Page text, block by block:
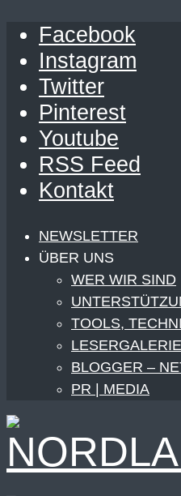
Facebook
Instagram
Twitter
Pinterest
Youtube
RSS Feed
Kontakt
NEWSLETTER
ÜBER UNS
WER WIR SIND
TOOLS,
BLOGGER –
PR | MEDIA